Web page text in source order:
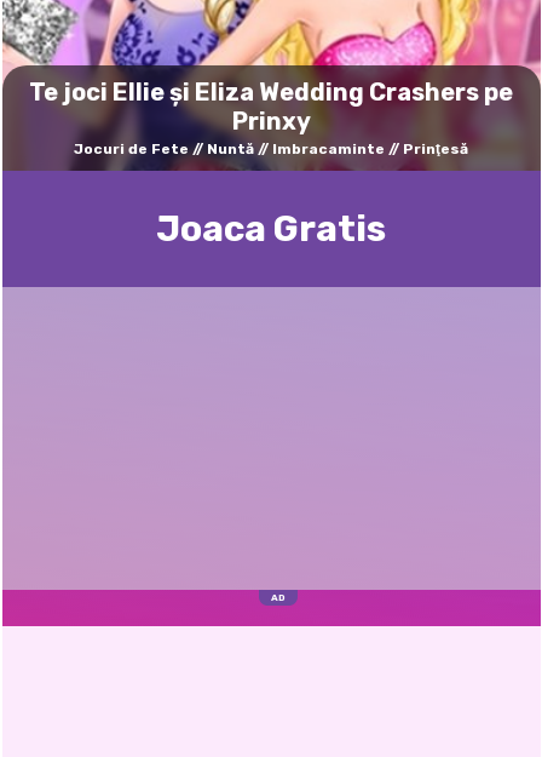
Te joci Ellie și Eliza Wedding Crashers pe
Prinxy
Jocuri de Fete Nuntă Imbracaminte Prinţesă
Joaca Gratis